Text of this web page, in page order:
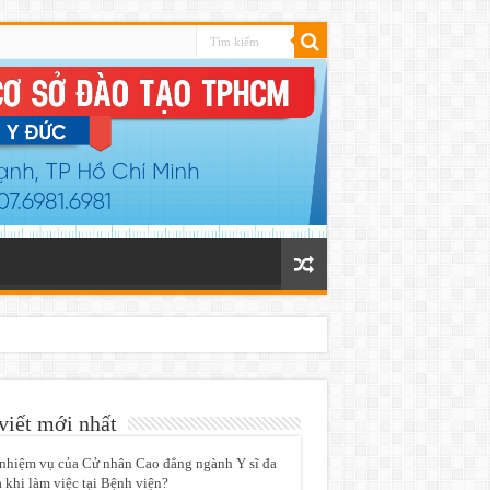
mới nhất
vụ của Cử nhân Cao đẳng ngành Y sĩ đa
khi làm việc tại Bệnh viện?